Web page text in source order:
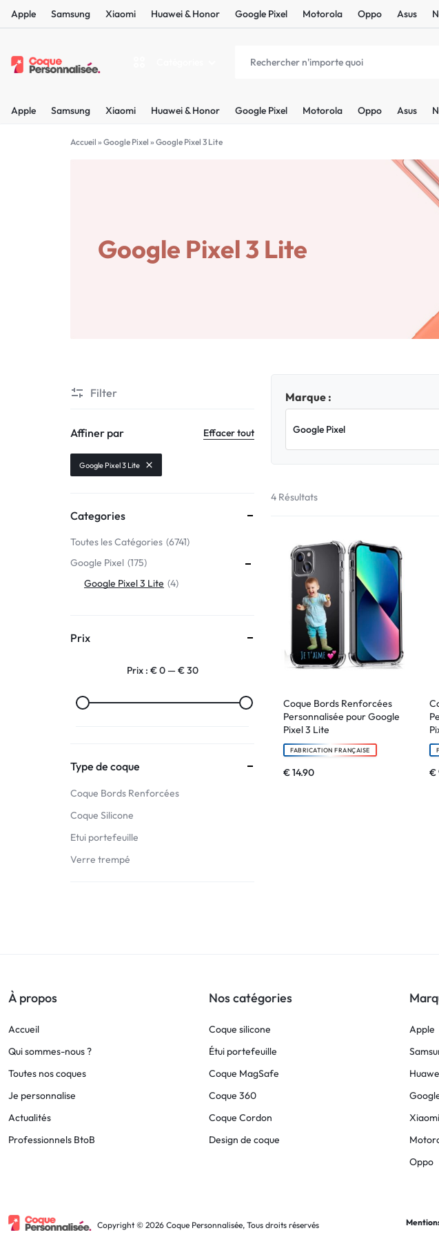
PLUS
BELLES
FRANCE
BUDGETS
LIVRAISON
48
HEURES
!
Huawei & Honor
OnePlus
Sony
Vivo
Apple Samsung Xiaomi Huawei & Honor Google Pixel Motorola Oppo Asus
Apple Samsung Xiaomi Huawei & Honor Google Pixel Motorola Oppo Asus
Accueil » Google Pixel » Google Pixel 3 Lite
Google Pixel 3 Lite
Marque :
4 Résultats
Coque Bords Renforcées
Personnalisée pour Google
Pixel 3 Lite
FABRICATION FRANÇAISE
€14.90 €
Filter
Affiner par Effacer tout
Google Pixel 3 Lite
Categories
Toutes les Catégories 6741
Google Pixel 175
Google Pixel 3 Lite 4
Prix
Prix : € 0— € 30
Type de coque
Coque Bords Renforcées
Coque Silicone
Etui portefeuille
Verre trempé
À propos
Accueil
Qui sommes-nous ?
Toutes nos coques
Je personnalise
Actualités
Professionnels BtoB
Nos catégories
Coque silicone
Étui portefeuille
Coque MagSafe
Coque 360
Coque Cordon
Design de coque
Apple
Xiaomi
Oppo
Copyright © 2026 Coque Personnalisée, Tous droits réservés